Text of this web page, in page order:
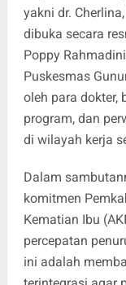
yakni dr.
dibuka secara
Poppy
Puskesmas
oleh para dokter,
program, dan
di wilayah kerja
Dalam
komitmen
Kematian Ibu
percepatan
ini adalah